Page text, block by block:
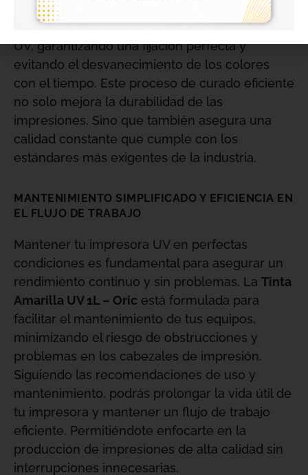
UV LED. La tinta se seca rápidamente y forma
una capa resistente cuando se expone a la luz
UV, garantizando una fijación perfecta y
evitando el desvanecimiento de los colores
con el tiempo. Este proceso de curado eficiente
no solo mejora la durabilidad de las
impresiones. Sino que también asegura una
calidad constante que cumple con los
estándares más exigentes de la industria.
MANTENIMIENTO SIMPLIFICADO Y EFICIENCIA EN
EL FLUJO DE TRABAJO
Mantener tu impresora UV en perfectas
condiciones es fundamental para asegurar un
rendimiento continuo y sin problemas. La Tinta
Amarilla UV 1L – Oric está formulada para
facilitar el mantenimiento de tus equipos,
minimizando el riesgo de obstrucciones y
problemas en los cabezales de impresión.
Siguiendo las recomendaciones de uso y
mantenimiento, podrás prolongar la vida útil de
tu impresora y mantener un flujo de trabajo
eficiente. Permitiéndote enfocarte en la
producción de impresiones de alta calidad sin
interrupciones innecesarias.